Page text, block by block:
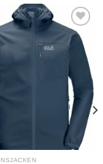
Add to
wishlist